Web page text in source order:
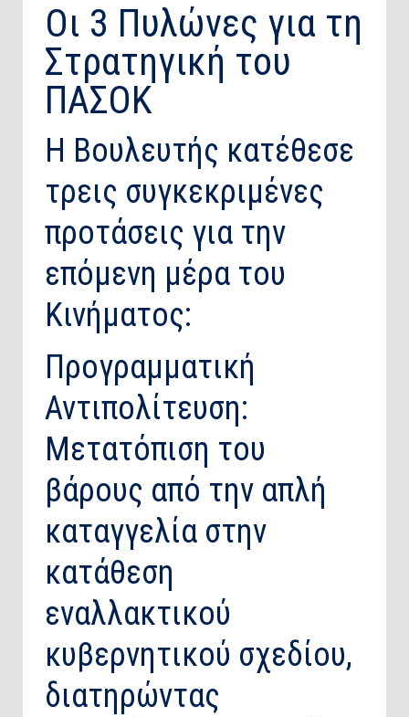
Οι 3 Πυλώνες για τη
Στρατηγική του
ΠΑΣΟΚ
Η Βουλευτής κατέθεσε
τρεις συγκεκριμένες
προτάσεις για την
επόμενη μέρα του
Κινήματος:
​Προγραμματική
Αντιπολίτευση:
Μετατόπιση του
βάρους από την απλή
καταγγελία στην
κατάθεση
εναλλακτικού
κυβερνητικού σχεδίου,
διατηρώντας